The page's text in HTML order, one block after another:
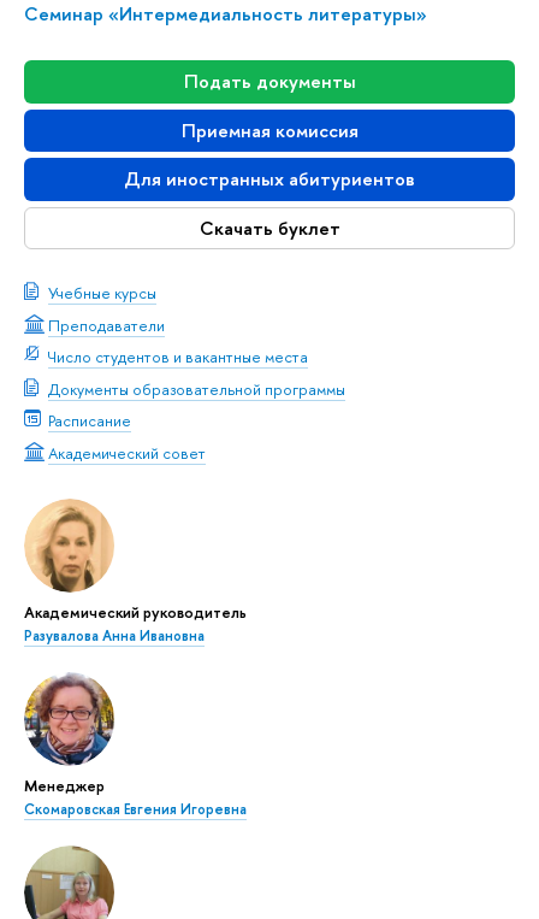
Семинар «Интермедиальность литературы»
Подать документы
Приемная комиссия
Для иностранных абитуриентов
Скачать буклет
Учебные курсы
Преподаватели
Число студентов и вакантные места
Документы образовательной программы
Расписание
Академический совет
Академический руководитель
Разувалова Анна Ивановна
Менеджер
Скомаровская Евгения Игоревна